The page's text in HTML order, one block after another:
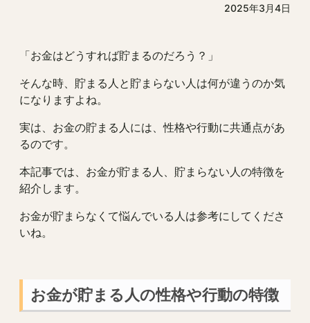
2025年3月4日
「お金はどうすれば貯まるのだろう？」
そんな時、貯まる人と貯まらない人は何が違うのか気
になりますよね。
実は、お金の貯まる人には、性格や行動に共通点があ
るのです。
本記事では、お金が貯まる人、貯まらない人の特徴を
紹介します。
お金が貯まらなくて悩んでいる人は参考にしてくださ
いね。
お金が貯まる人の性格や行動の特徴